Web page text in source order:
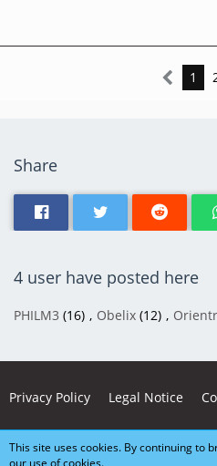
1
Share
4 user have posted here
PHILM3 (16) Obelix (12)
Privacy Policy Legal Notice
This site uses cookies. By continuing to
our use of cookies.